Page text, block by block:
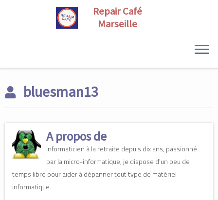
contentbluesman13
A propos de
Informaticien à la retraite depuis dix ans, passionné
par la micro-informatique, je dispose d'un peu de
temps libre pour aider à dépanner tout type de matériel
informatique.